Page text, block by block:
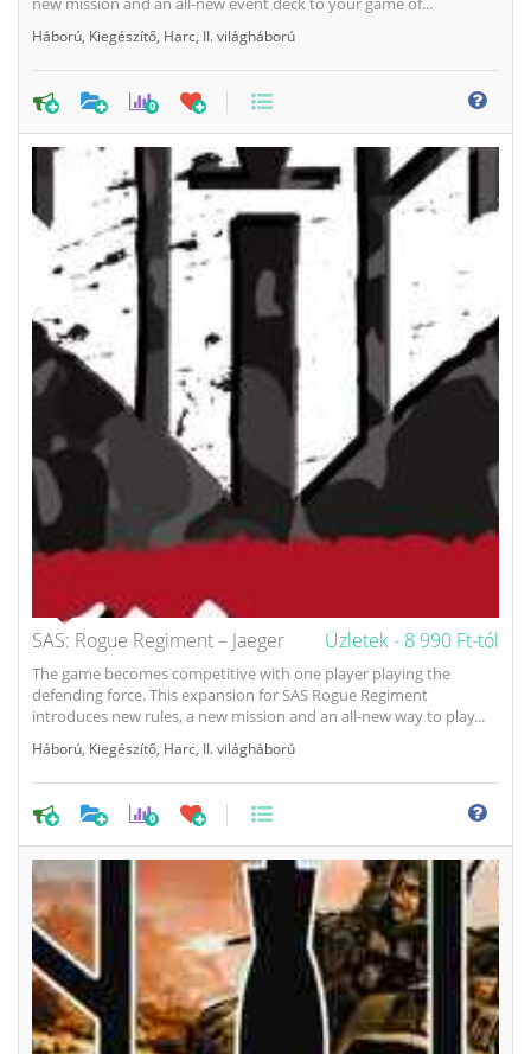
Háború Kiegészítő Harc II. világháború
0
Üzletek - 8 990 Ft-tól
SAS: Rogue Regiment – Jaeger
The game becomes competitive with one player playing the
defending force. This expansion for SAS Rogue Regiment
introduces new rules, a new mission and an all-new way to play...
Háború Kiegészítő Harc II. világháború
0